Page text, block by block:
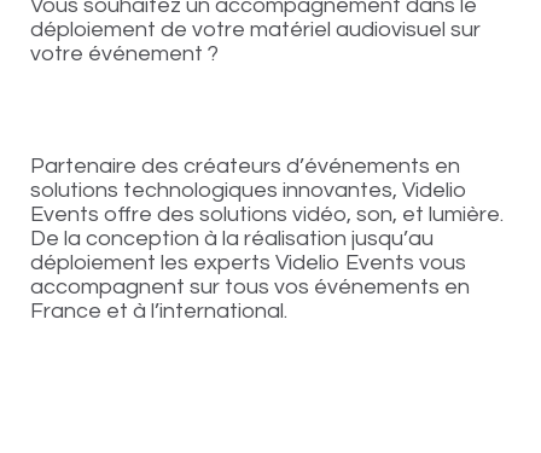
Vous souhaitez un accompagnement dans le
déploiement de votre matériel audiovisuel sur
votre événement ?
Partenaire des créateurs d’événements en
solutions technologiques innovantes, Videlio
Events offre des solutions vidéo, son, et lumière.
De la conception à la réalisation jusqu’au
déploiement les experts Videlio Events vous
accompagnent sur tous vos événements en
France et à l’international.